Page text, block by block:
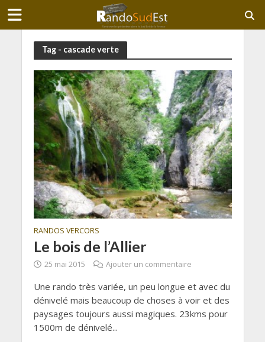
Tag - cascade verte
RANDOS VERCORS
Le bois de l’Allier
25 mai 2015 Ajouter un commentaire
Une rando très variée, un peu longue et avec du
dénivelé mais beaucoup de choses à voir et des
paysages toujours aussi magiques. 23kms pour
1500m de dénivelé...